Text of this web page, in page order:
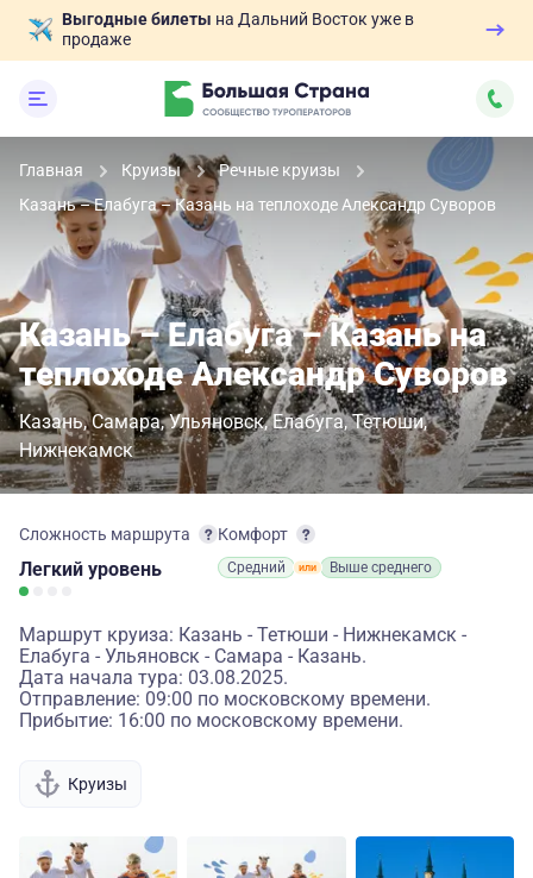
Выгодные билеты на Дальний Восток уже в
продаже
Главная Круизы
Речные круизы
Казань – Елабуга – Казань на теплоходе Александр Суворов
Казань – Елабуга – Казань на
теплоходе Александр Суворов
Казань Самара Ульяновск Елабуга Тетюши
Нижнекамск
Сложность маршрута
Легкий уровень
Комфорт
Средний Выше среднего
Маршрут круиза: Казань - Тетюши - Нижнекамск -
Елабуга - Ульяновск - Самара - Казань.
Дата начала тура: 03.08.2025.
Отправление: 09:00 по московскому времени.
Прибытие: 16:00 по московскому времени.
Круизы